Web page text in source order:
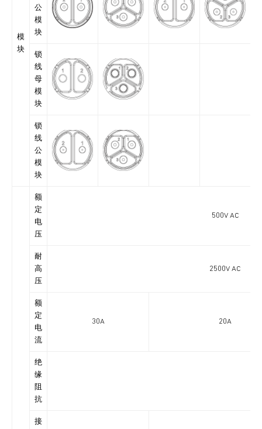
模
块
公
模
块
锁
线
母
模
块
锁
线
公
模
块
额
定
电
压
500V AC
耐
高
压
2500V AC
额
定
电
流
30A 20A
绝
缘
阻
抗
接